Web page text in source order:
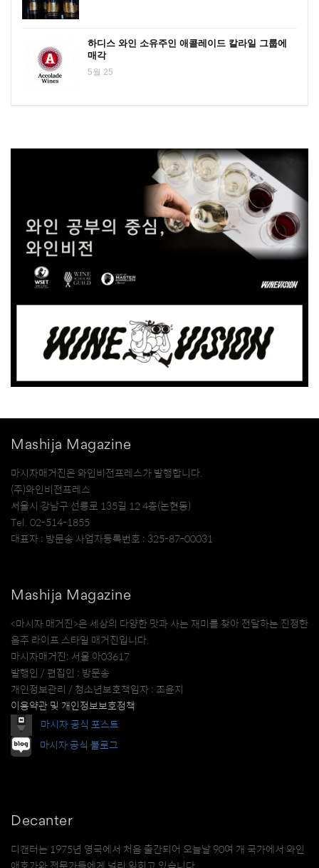
하디스 와인 소유주인 애콜레이드 칼라일 그룹에
매각
5월 25
Mashija Magazine
마시자매거진은 와인비전프레스가 발행합니다.
(주)와인비전프레스
서울시 강남구 선릉로 135길 12 4층(논현동)
Tel. 02-514-1855
대표자 : 방문송 사업자등록번호 : 325-87-00031
Mashija Magazine
<마시자 매거진>은 세상의 다양한 맛과 사는 재미를 찾아 전달하는 진정한
음주 라이프 스타일 매거진입니다.
마시자매거진: 서울 아03617
발행인 / 편집인 : 방문송
개인정보관리 / 청소년보호책임자 : 조윤지
이용약관 및 개인정보보호정책
마시자 공식 포스트
마시자 공식 블로그
Decanter
디캔터는 1975년 영국에서 처음 출간되어 오늘날 90여 개 국가에서 와인